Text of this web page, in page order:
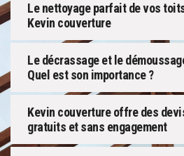
Le nettoyage parfait de vos
Kevin couverture
Le décrassage et le
Quel est son importance ?
Kevin couverture offre des
gratuits et sans engagement